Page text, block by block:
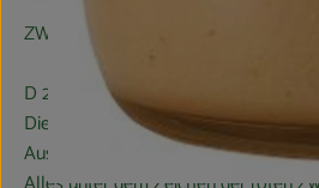
ZWERGENWIESE Naturkost GmbH
D 24887 Silberstedt
Die Zwergenwiese Naturkost
Aus eigener Entwicklung und in